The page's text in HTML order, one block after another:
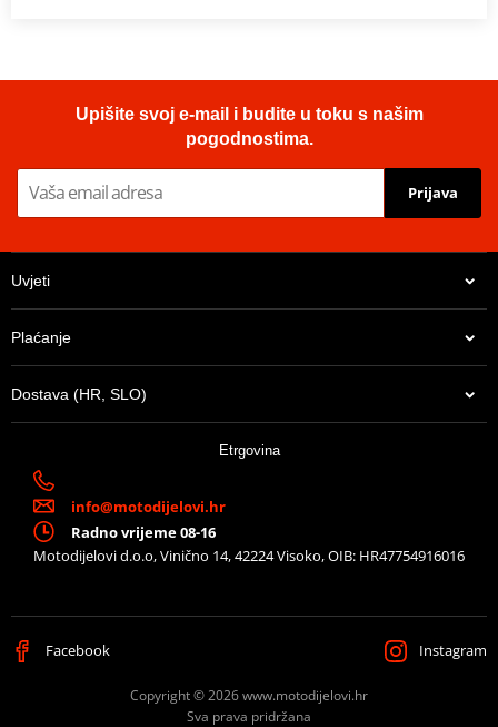
Upišite svoj e-mail i budite u toku s našim
pogodnostima.
Prijava
Uvjeti
Plaćanje
Dostava (HR, SLO)
Etrgovina
info@motodijelovi.hr
Radno vrijeme 08-16
Motodijelovi d.o.o, Vinično 14, 42224 Visoko, OIB: HR47754916016
Facebook Instagram
Copyright © 2026 www.motodijelovi.hr
Sva prava pridržana